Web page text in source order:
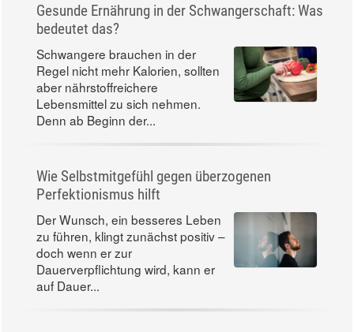
Gesunde Ernährung in der Schwangerschaft: Was
bedeutet das?
Schwangere brauchen in der
Regel nicht mehr Kalorien, sollten
aber nährstoffreichere
Lebensmittel zu sich nehmen.
Denn ab Beginn der...
Wie Selbstmitgefühl gegen überzogenen
Perfektionismus hilft
Der Wunsch, ein besseres Leben
zu führen, klingt zunächst positiv –
doch wenn er zur
Dauerverpflichtung wird, kann er
auf Dauer...